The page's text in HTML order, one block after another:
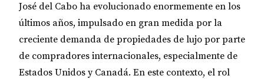
José del Cabo ha evolucionado enormemente en los
últimos años, impulsado en gran medida por la
creciente demanda de propiedades de lujo por parte
de compradores internacionales, especialmente de
Estados Unidos y Canadá. En este contexto, el rol